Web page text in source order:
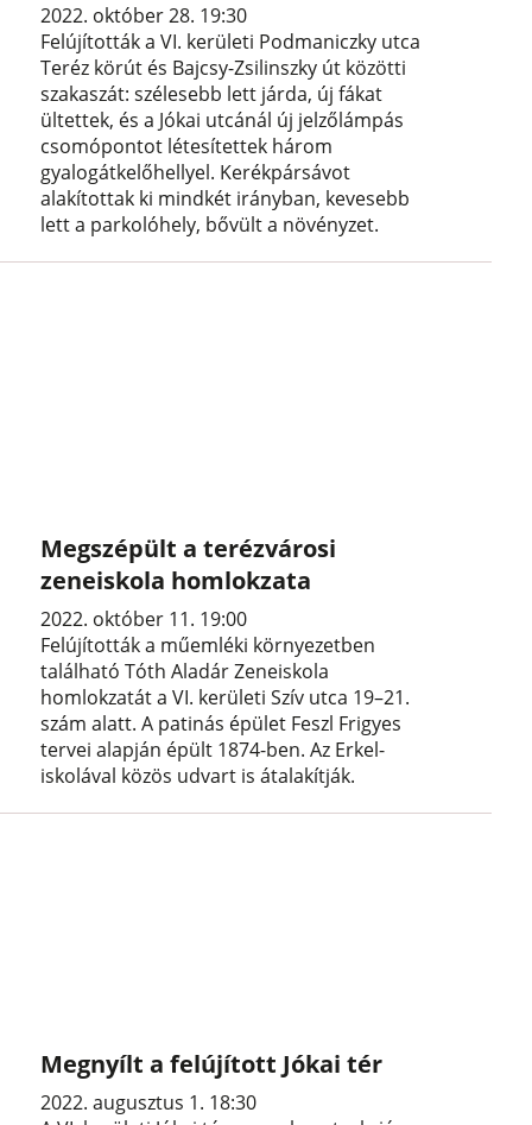
2022. október 28. 19:30
Felújították a VI. kerületi Podmaniczky utca
Teréz körút és Bajcsy-Zsilinszky út közötti
szakaszát: szélesebb lett járda, új fákat
ültettek, és a Jókai utcánál új jelzőlámpás
csomópontot létesítettek három
gyalogátkelőhellyel. Kerékpársávot
alakítottak ki mindkét irányban, kevesebb
lett a parkolóhely, bővült a növényzet.
Megszépült a terézvárosi
zeneiskola homlokzata
2022. október 11. 19:00
Felújították a műemléki környezetben
található Tóth Aladár Zeneiskola
homlokzatát a VI. kerületi Szív utca 19–21.
szám alatt. A patinás épület Feszl Frigyes
tervei alapján épült 1874-ben. Az Erkel-
iskolával közös udvart is átalakítják.
Megnyílt a felújított Jókai tér
2022. augusztus 1. 18:30